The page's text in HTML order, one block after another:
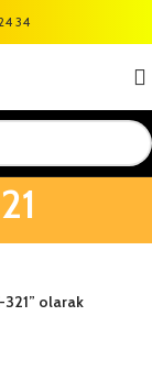
34
321” olarak